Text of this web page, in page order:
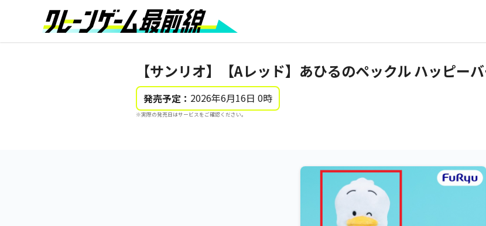
【サンリオ】【Aレッド】あひるのペックル ハッピー
発売予定： 2026年6月16日 0時
※実際の発売日はサービスをご確認ください。